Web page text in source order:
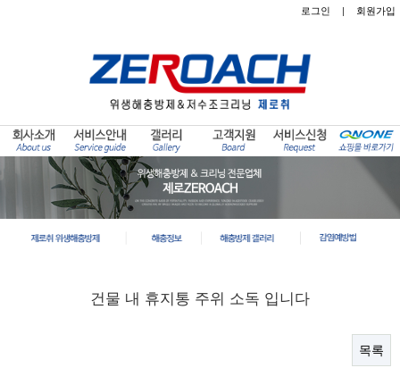
로그인 | 회원가입
건물 내 휴지통 주위 소독 입니다
목록